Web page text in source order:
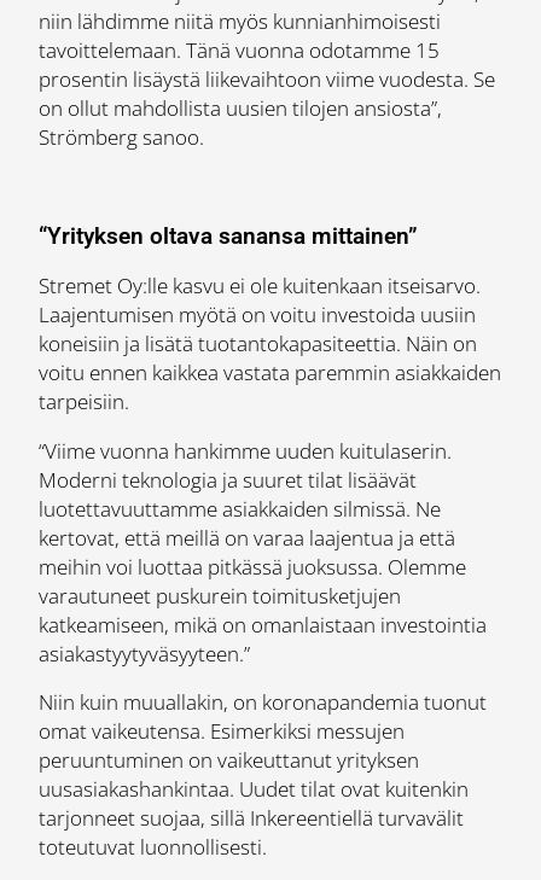
niin lähdimme niitä myös kunnianhimoisesti
tavoittelemaan. Tänä vuonna odotamme 15
prosentin lisäystä liikevaihtoon viime vuodesta. Se
on ollut mahdollista uusien tilojen ansiosta”,
Strömberg sanoo.
“Yrityksen oltava sanansa mittainen”
Stremet Oy:lle kasvu ei ole kuitenkaan itseisarvo.
Laajentumisen myötä on voitu investoida uusiin
koneisiin ja lisätä tuotantokapasiteettia. Näin on
voitu ennen kaikkea vastata paremmin asiakkaiden
tarpeisiin.
“Viime vuonna hankimme uuden kuitulaserin.
Moderni teknologia ja suuret tilat lisäävät
luotettavuuttamme asiakkaiden silmissä. Ne
kertovat, että meillä on varaa laajentua ja että
meihin voi luottaa pitkässä juoksussa. Olemme
varautuneet puskurein toimitusketjujen
katkeamiseen, mikä on omanlaistaan investointia
asiakastyytyväsyyteen.”
Niin kuin muuallakin, on koronapandemia tuonut
omat vaikeutensa. Esimerkiksi messujen
peruuntuminen on vaikeuttanut yrityksen
uusasiakashankintaa. Uudet tilat ovat kuitenkin
tarjonneet suojaa, sillä Inkereentiellä turvavälit
toteutuvat luonnollisesti.